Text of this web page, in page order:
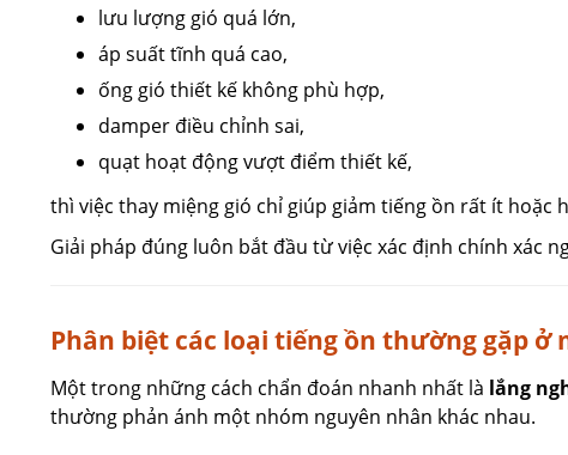
lưu lượng gió quá lớn,
áp suất tĩnh quá cao,
ống gió thiết kế không phù hợp,
damper điều chỉnh sai,
quạt hoạt động vượt điểm thiết kế,
thì việc thay miệng gió chỉ giúp giảm tiếng ồn rất ít hoặc
Giải pháp đúng luôn bắt đầu từ việc xác định chính xác
Phân biệt các loại tiếng ồn thường gặp ở
Một trong những cách chẩn đoán nhanh nhất là lắng
thường phản ánh một nhóm nguyên nhân khác nhau.